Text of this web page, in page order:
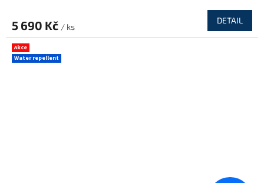
5 690 Kč / ks
DETAIL
Akce
Water repellent